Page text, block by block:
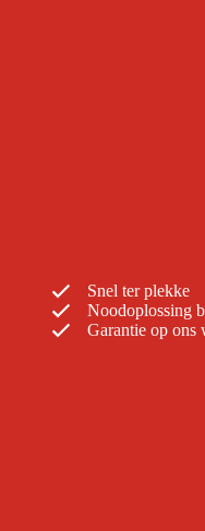
Snel ter plekke
Noodoplossing
Garantie op ons